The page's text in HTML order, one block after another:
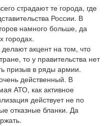
страдают те города, где
России. В
намного больше, да
городах.
акцент на том, что
то у правительства нет
призыв в ряды армии.
действенный. В
АТО, как активное
действует не по
отказные бланки. Да